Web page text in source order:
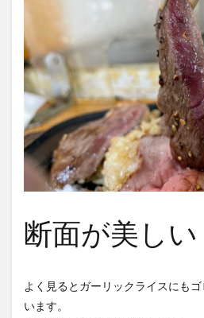
断面が美しい
よく見るとガーリックライスにも
います。